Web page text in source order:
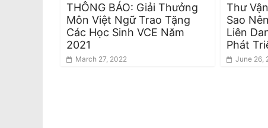
THÔNG BÁO: Giải Thưởng
Môn Việt Ngữ Trao Tặng
Các Học Sinh VCE Năm
2021
March 27, 2022
Thư
Sao
Liên
Phát
June 26,